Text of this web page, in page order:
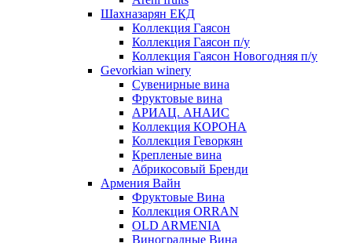
Шахназарян ЕКД
Коллекция Гаясон
Коллекция Гаясон п/у
Коллекция Гаясон Новогодняя п/у
Gevorkian winery
Сувенирные вина
Фруктовые вина
АРИАЦ. АНАИС
Коллекция КОРОНА
Коллекция Геворкян
Крепленые вина
Абрикосовый Бренди
Армения Вайн
Фруктовые Вина
Коллекция ORRAN
OLD ARMENIA
Виноградные Вина